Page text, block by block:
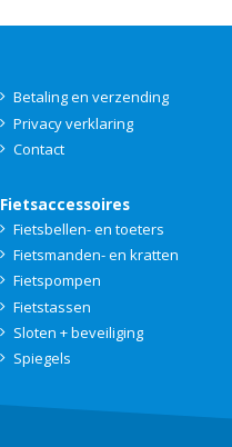
Betaling en verzending
Privacy verklaring
Contact
Fietsaccessoires
Fietsbellen- en toeters
Fietsmanden- en kratten
Fietspompen
Fietstassen
Sloten + beveiliging
Spiegels